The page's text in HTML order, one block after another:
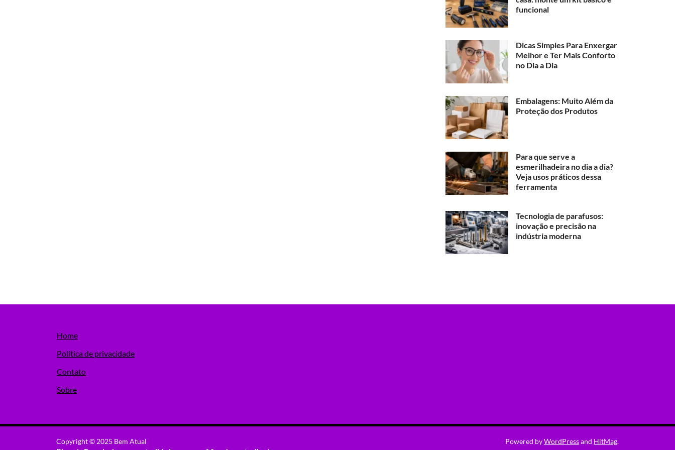
funcional
Dicas Simples Para Enxergar
Melhor e Ter Mais Conforto
no Dia a Dia
Embalagens: Muito Além da
Proteção dos Produtos
Para que serve a
esmerilhadeira no dia a dia?
Veja usos práticos dessa
ferramenta
Tecnologia de parafusos:
inovação e precisão na
indústria moderna
Home
Política de privacidade
Contato
Sobre
Copyright © 2025 Bem Atual
Powered byWordPressand HitMag.